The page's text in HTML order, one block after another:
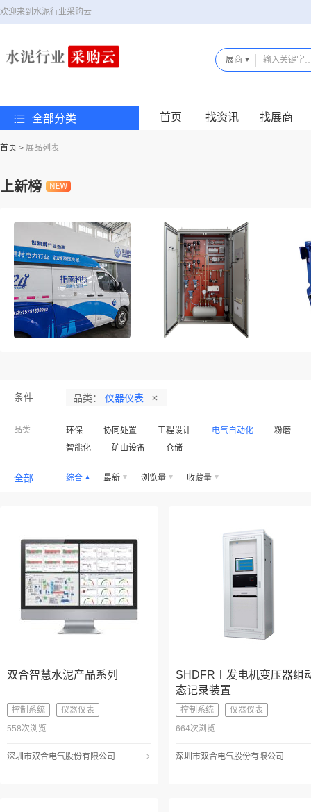
欢迎来到水泥行业采购云
展商
全部分类 首页 找资讯 找展商
首页 > 展品列表
上新榜
条件 品类： 仪器仪表
品类 环保 协同处置 工程设计 电气自动化
粉磨
智能化
矿山设备 仓储
全部 综合 最新 浏览量 收藏量
双合智慧水泥产品系列
控制系统
仪器仪表
558次浏览
深圳市双合电气股份有限公司
SHDFRⅠ发电机变压器组
态记录装置
控制系统
仪器仪表
664次浏览
深圳市双合电气股份有限公司